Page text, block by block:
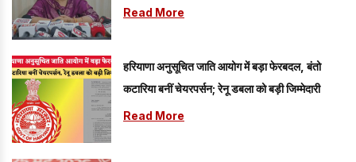
कार्रवाई होगी
Read More
हरियाणा अनुसूचित जाति आयोग में बड़ा फेरबदल, बंतो
कटारिया बनीं चेयरपर्सन; रेनू डबला को बड़ी जिम्मेदारी
Read More